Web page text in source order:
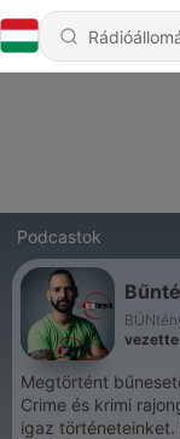
Podcastok
Megtörtént
Crime és krimi
igaz